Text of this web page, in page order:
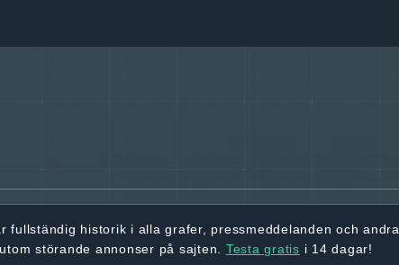
fullständig historik i alla grafer, pressmeddelanden och andra
störande annonser på sajten. Testa gratis i 14 dagar!